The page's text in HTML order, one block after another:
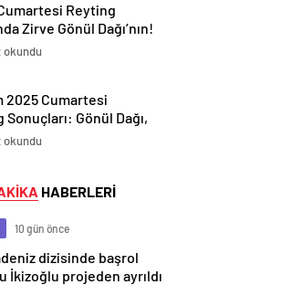
Reyting
Zirve Gönül Dağı’nın!
okundu
2025 Cumartesi
Sonuçları: Gönül Dağı,
Yabancı, Ben Leman,
okundu
HABERLERİ
10 gün önce
dizisinde başrol
İkizoğlu projeden ayrıldı